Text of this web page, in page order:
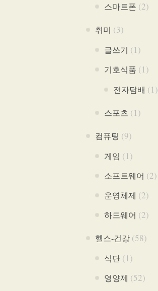
스마트폰 (2)
취미 (3)
글쓰기 (1)
기호식품 (1)
전자담배 (1)
스포츠 (1)
컴퓨팅 (9)
게임 (1)
소프트웨어 (2)
운영체제 (2)
하드웨어 (2)
헬스-건강 (58)
식단 (1)
영양제 (52)